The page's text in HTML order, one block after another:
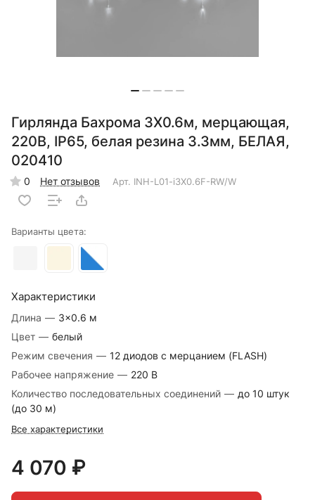
Гирлянда Бахрома 3X0.6м, мерцающая,
220В, IP65, белая резина 3.3мм, БЕЛАЯ,
020410
0 Нет отзывов Арт. INH-L01-i3X0.6F-RW/W
Варианты цвета:
Характеристики
Длина — 3×0.6 м
Цвет — белый
Режим свечения — 12 диодов с мерцанием (FLASH)
Рабочее напряжение — 220 В
Количество последовательных соединений — до 10 штук
(до 30 м)
Все характеристики
4 070 ₽